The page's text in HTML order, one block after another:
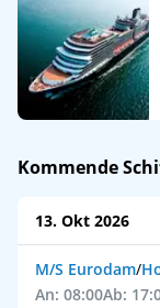
Kommende
13. Okt 2026
M/S Eurodam/
An: 08:00Ab: